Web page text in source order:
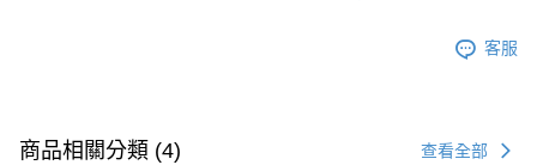
客服
商品相關分類 (4) 查看全部